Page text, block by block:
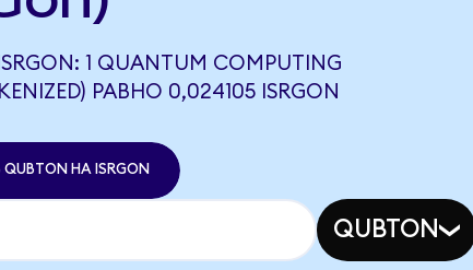
1 QUANTUM COMPUTING
РАВНО 0,024105 ISRGON
НА ISRGON
QUBTON